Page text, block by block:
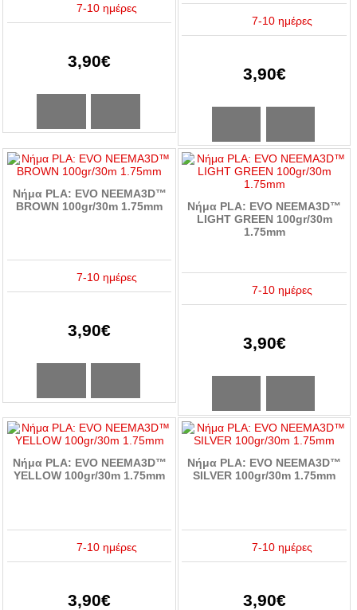
7-10 ημέρες
3,90€
7-10 ημέρες
3,90€
Νήμα PLA: EVO NEEMA3D™
BROWN 100gr/30m 1.75mm
7-10 ημέρες
3,90€
Νήμα PLA: EVO NEEMA3D™
LIGHT GREEN 100gr/30m
1.75mm
7-10 ημέρες
3,90€
Νήμα PLA: EVO NEEMA3D™
YELLOW 100gr/30m 1.75mm
7-10 ημέρες
3,90€
Νήμα PLA: EVO NEEMA3D™
SILVER 100gr/30m 1.75mm
7-10 ημέρες
3,90€